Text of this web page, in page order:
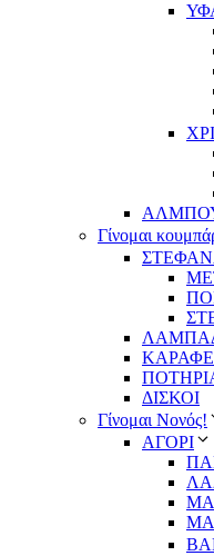
Γίνομαι
ΔΙΣΚΟΙ
Γίνομαι Νονός!
ΑΓΟΡΙ